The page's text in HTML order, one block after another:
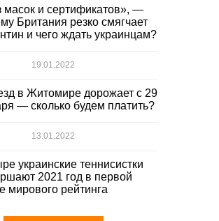
масок и сертификатов», —
Британия резко смягчает
и чего ждать украинцам?
19.01.2022
в Житомире дорожает с 29
— сколько будем платить?
13.01.2022
украинские теннисистки
2021 год в первой
мирового рейтинга